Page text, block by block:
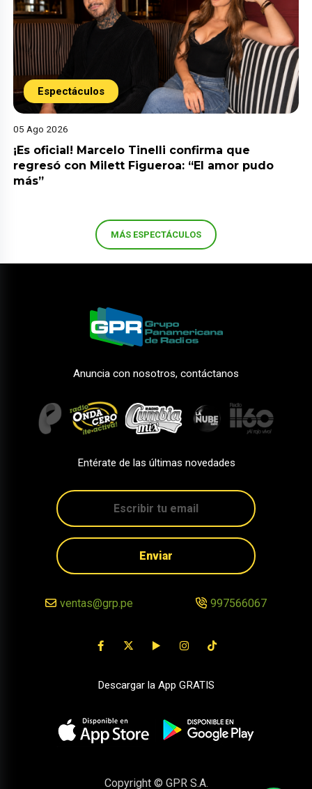
Espectáculos
05 Ago 2026
¡Es oficial! Marcelo Tinelli confirma que
regresó con Milett Figueroa: “El amor pudo
más”
MÁS ESPECTÁCULOS
Anuncia con nosotros, contáctanos
Entérate de las últimas novedades
Enviar
ventas@grp.pe 997566067
Descargar la App GRATIS
Copyright © GPR S.A.